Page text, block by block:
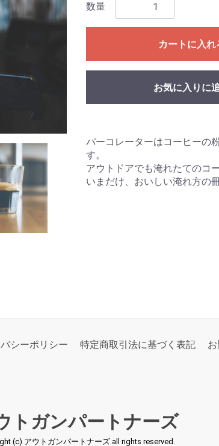
数量
カートに入れ
お気に入りに
パーコレーターはコーヒーの
す。
アウトドアでも淹れたてのコ
いまだけ、おいしい淹れ方の
シーポリシー 特定商取引法に基づく表記
トガンパートナーズ
(c) アウトガンパートナーズ all rights reserved.